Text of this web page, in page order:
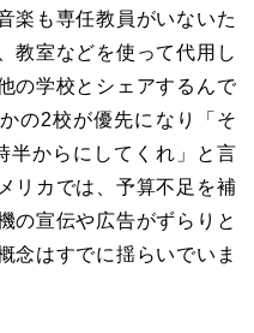
楽も専任教員がいないた
教室などを使って代用し
の学校とシェアするんで
の2校が優先になり「そ
半からにしてくれ」と言
リカでは、予算不足を補
の宣伝や広告がずらりと
念はすでに揺らいでいま